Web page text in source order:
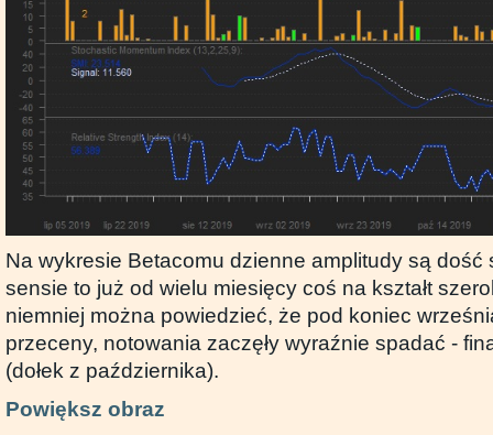
Na wykresie Betacomu dzienne amplitudy są dość
sensie to już od wielu miesięcy coś na kształt
niemniej można powiedzieć, że pod koniec
przeceny, notowania zaczęły wyraźnie spadać -
(dołek z października).
Powiększ obraz